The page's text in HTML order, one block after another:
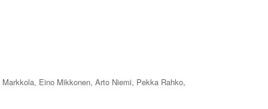
Eino Mikkonen, Arto Niemi, Pekka Rahko,